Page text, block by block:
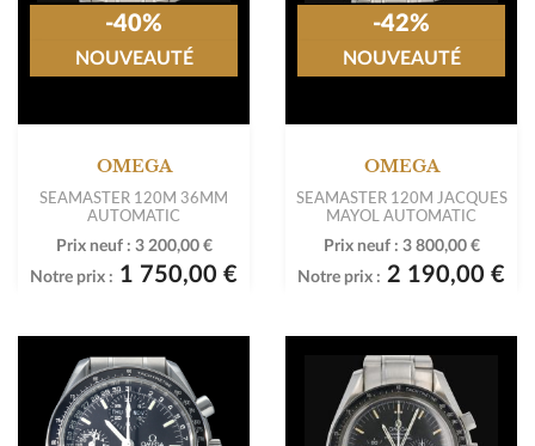
OMEGA
SEAMASTER 120M 36MM
AUTOMATIC
Prix neuf : 3 200,00 €
Notre prix : 1 750,00 €
-40%
NOUVEAUTÉ
OMEGA
SEAMASTER 120M JACQUES
MAYOL AUTOMATIC
Prix neuf : 3 800,00 €
Notre prix : 2 190,00 €
-42%
NOUVEAUTÉ